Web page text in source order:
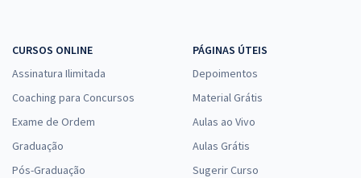
CURSOS ONLINE
Assinatura Ilimitada
Coaching para Concursos
Exame de Ordem
Graduação
Pós-Graduação
PÁGINAS ÚTEIS
Depoimentos
Material Grátis
Aulas ao Vivo
Aulas Grátis
Sugerir Curso